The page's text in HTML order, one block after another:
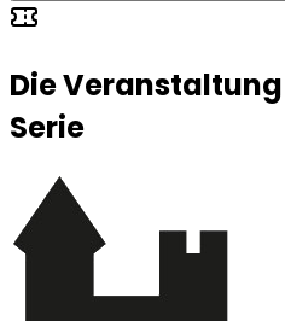
Die
Serie